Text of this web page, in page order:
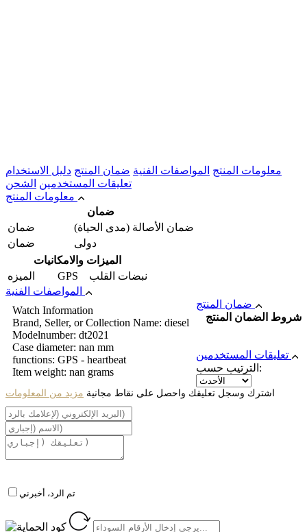
معلومات المنتج المواصفات الفنية ضمان المنتج دليل الاستخدام
تعليقات المستخدمين الشحن
ضمان
ضمان
ضمان الأصالة (مدى الحیاة)
ضمان
دولی
الميزات والامکانیات
المیزه
GPS نبضات القلب
Watch Information
Brand, Seller, or Collection Name: diesel
Modelnumber: dt2021
Case diameter: nan mm
functions: GPS - heartbeat
Item weight: nan grams
شروط الضمان المنتج
الترتيب حسب:
اشترك وسجل تعليقك واحصل على نقاط مجانية مزيد من المعلومات
تم الرد، أخبرني